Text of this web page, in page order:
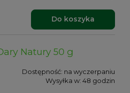
Do koszyka
Natury 50 g
Dostępność: na wyczerpaniu
Wysyłka w: 48 godzin